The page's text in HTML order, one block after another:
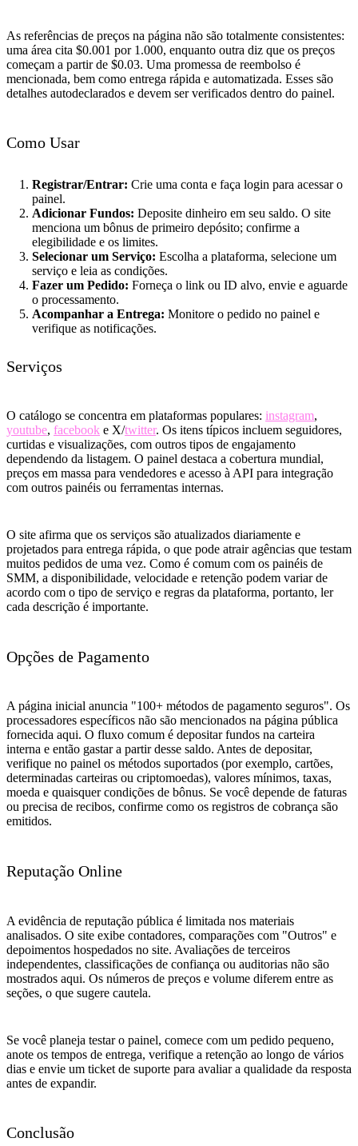
As referências de preços na página não são totalmente consistentes:
uma área cita $0.001 por 1.000, enquanto outra diz que os preços
começam a partir de $0.03. Uma promessa de reembolso é
mencionada, bem como entrega rápida e automatizada. Esses são
detalhes autodeclarados e devem ser verificados dentro do painel.
Como Usar
Registrar/Entrar: Crie uma conta e faça login para acessar o
painel.
Adicionar Fundos: Deposite dinheiro em seu saldo. O site
menciona um bônus de primeiro depósito; confirme a
elegibilidade e os limites.
Selecionar um Serviço: Escolha a plataforma, selecione um
serviço e leia as condições.
Fazer um Pedido: Forneça o link ou ID alvo, envie e aguarde
o processamento.
Acompanhar a Entrega: Monitore o pedido no painel e
verifique as notificações.
Serviços
O catálogo se concentra em plataformas populares: instagram,
youtube, facebook e X/twitter. Os itens típicos incluem seguidores,
curtidas e visualizações, com outros tipos de engajamento
dependendo da listagem. O painel destaca a cobertura mundial,
preços em massa para vendedores e acesso à API para integração
com outros painéis ou ferramentas internas.
O site afirma que os serviços são atualizados diariamente e
projetados para entrega rápida, o que pode atrair agências que testam
muitos pedidos de uma vez. Como é comum com os painéis de
SMM, a disponibilidade, velocidade e retenção podem variar de
acordo com o tipo de serviço e regras da plataforma, portanto, ler
cada descrição é importante.
Opções de Pagamento
A página inicial anuncia "100+ métodos de pagamento seguros". Os
processadores específicos não são mencionados na página pública
fornecida aqui. O fluxo comum é depositar fundos na carteira
interna e então gastar a partir desse saldo. Antes de depositar,
verifique no painel os métodos suportados (por exemplo, cartões,
determinadas carteiras ou criptomoedas), valores mínimos, taxas,
moeda e quaisquer condições de bônus. Se você depende de faturas
ou precisa de recibos, confirme como os registros de cobrança são
emitidos.
Reputação Online
A evidência de reputação pública é limitada nos materiais
analisados. O site exibe contadores, comparações com "Outros" e
depoimentos hospedados no site. Avaliações de terceiros
independentes, classificações de confiança ou auditorias não são
mostrados aqui. Os números de preços e volume diferem entre as
seções, o que sugere cautela.
Se você planeja testar o painel, comece com um pedido pequeno,
anote os tempos de entrega, verifique a retenção ao longo de vários
dias e envie um ticket de suporte para avaliar a qualidade da resposta
antes de expandir.
Conclusão